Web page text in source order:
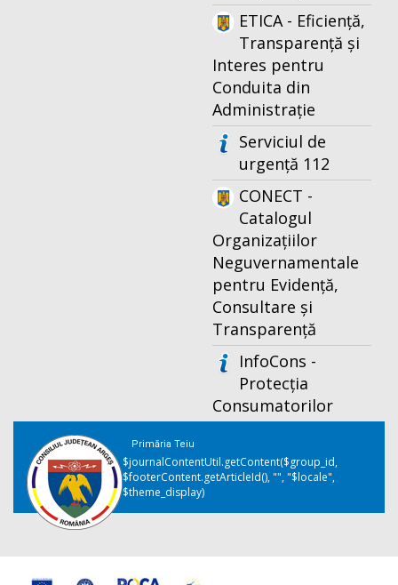
ETICA - Eficiență,
Transparență și
Interes pentru
Conduita din
Administrație
Serviciul de
urgență 112
CONECT -
Catalogul
Organizațiilor
Neguvernamentale
pentru Evidență,
Consultare și
Transparență
InfoCons -
Protecția
Consumatorilor
Primăria Teiu
$journalContentUtil.getContent($group_id,
$footerContent.getArticleId(), "", "$locale",
$theme_display)